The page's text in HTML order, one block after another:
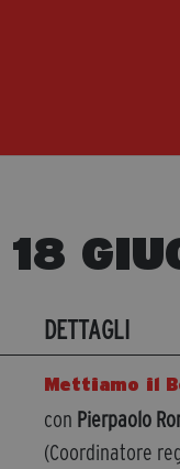
18
DETTAGLI
Mettiamo il
con Pierpaolo
(Coordinatore